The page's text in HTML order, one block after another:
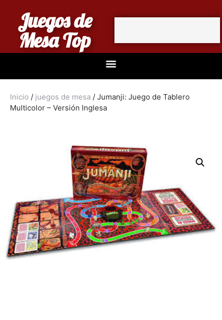
Juegos de
Mesa Top
Inicio / juegos de mesa / Jumanji: Juego de Tablero
Multicolor – Versión Inglesa